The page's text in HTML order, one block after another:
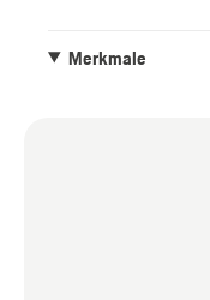
Merkmale